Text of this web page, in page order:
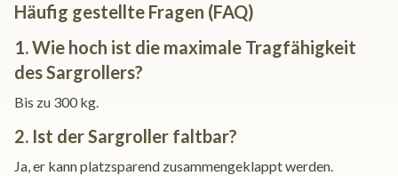
Häufig gestellte Fragen (FAQ)
1. Wie hoch ist die maximale Tragfähigkeit
des Sargrollers?
Bis zu 300 kg.
2. Ist der Sargroller faltbar?
Ja, er kann platzsparend zusammengeklappt werden.